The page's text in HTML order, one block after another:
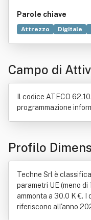
Parole chiave
Attrezzo Digitale
Risorse
Elettronica
Ambiente (biologia)
Tecnologia
Campo di
Il codice ATECO
programmazione
Profilo
Techne Srl è
parametri UE (meno
ammonta a 30.0 K €. I
riferiscono all'anno